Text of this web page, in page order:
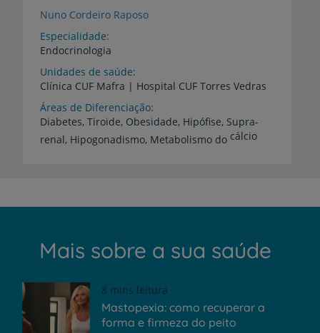
Nuno Cordeiro Raposo
Especialidade
Endocrinologia
Unidades de saúde
Clínica CUF Mafra | Hospital CUF Torres Vedras
Áreas de Diferenciação
Diabetes, Tiroide, Obesidade, Hipófise, Supra-
renal, Hipogonadismo, Metabolismo do cálcio
Mais sobre a sua saúde
8 mins leitura
Mastopexia: como recuperar a
forma e firmeza do peito